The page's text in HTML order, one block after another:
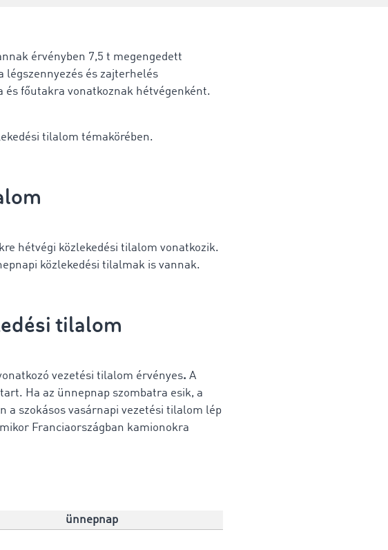
érvényben 7,5 t megengedett
légszennyezés és zajterhelés
és főutakra vonatkoznak hétvégenként.
tilalom témakörében.
hétvégi közlekedési tilalom vonatkozik.
közlekedési tilalmak is vannak.
tilalom
vezetési tilalom érvényes. A
Ha az ünnepnap szombatra esik, a
a szokásos vasárnapi vezetési tilalom lép
Franciaországban kamionokra
ünnepnap